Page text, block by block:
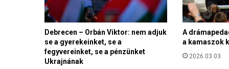
a
n
a
k
j
ú
Debrecen – Orbán Viktor: nem adjuk
se a gyerekeinket, se a
fegyvereinket, se a pénzünket
Ukrajnának
A
a kamaszok
2026.03.03.